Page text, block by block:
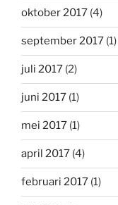
oktober 2017 (4)
september 2017 (1)
juli 2017 (2)
juni 2017 (1)
mei 2017 (1)
april 2017 (4)
februari 2017 (1)